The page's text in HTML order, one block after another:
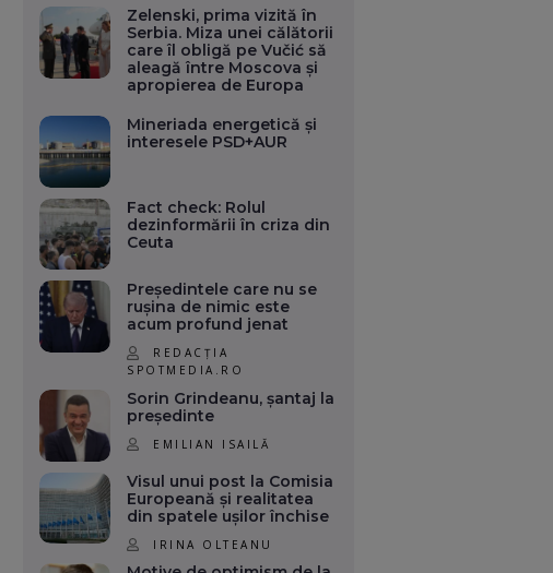
Zelenski, prima vizită în
Serbia. Miza unei călătorii
care îl obligă pe Vučić să
aleagă între Moscova și
apropierea de Europa
Mineriada energetică și
interesele PSD+AUR
Fact check: Rolul
dezinformării în criza din
Ceuta
Președintele care nu se
rușina de nimic este
acum profund jenat
REDACȚIA
SPOTMEDIA.RO
Sorin Grindeanu, șantaj la
președinte
EMILIAN ISAILĂ
Visul unui post la Comisia
Europeană și realitatea
din spatele ușilor închise
IRINA OLTEANU